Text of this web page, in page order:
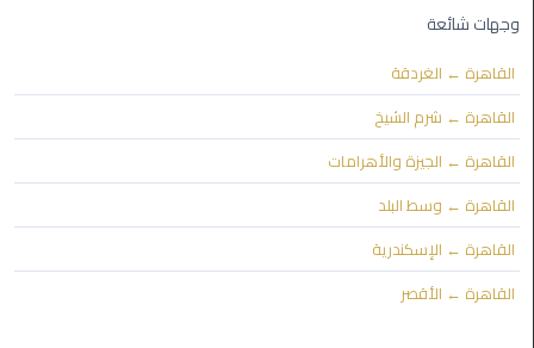
ليموزين
الإسماعيلية
ليموزين
المنوفية
ليموزين
البحيرة
ليموزين
بلطيم
وجهات شائعة
القاهرة ← الغردقة
القاهرة ← شرم الشيخ
القاهرة ← الجيزة والأهرامات
القاهرة ← وسط البلد
القاهرة ← الإسكندرية
القاهرة ← الأقصر